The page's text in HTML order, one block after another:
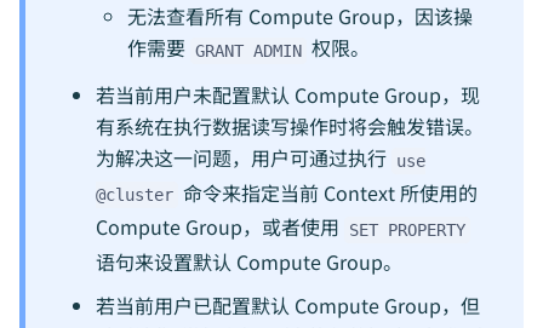
无法查看所有 Compute Group，因该操
作需要 GRANT ADMIN 权限。
若当前用户未配置默认 Compute Group，现
有系统在执行数据读写操作时将会触发错误。
为解决这一问题，用户可通过执行 use
@cluster 命令来指定当前 Context 所使用的
Compute Group，或者使用
SET PROPERTY
语句来设置默认 Compute Group。
若当前用户已配置默认 Compute Group，但